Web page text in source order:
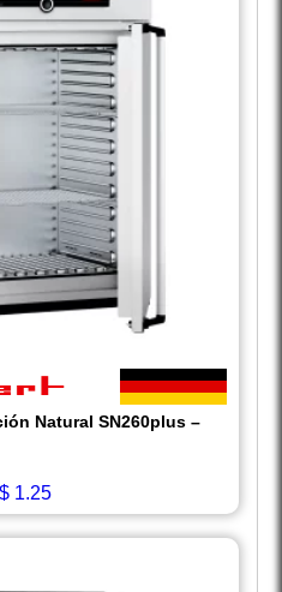
Natural SN260plus –
$ 1.25